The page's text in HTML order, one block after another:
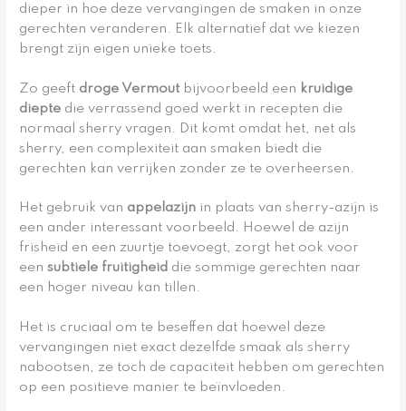
dieper in hoe deze vervangingen de smaken in onze
gerechten veranderen. Elk alternatief dat we kiezen
brengt zijn eigen unieke toets.
Zo geeft droge Vermoutbijvoorbeeld een kruidige
diepte die verrassend goed werkt in recepten die
normaal sherry vragen. Dit komt omdat het, net als
sherry, een complexiteit aan smaken biedt die
gerechten kan verrijken zonder ze te overheersen.
Het gebruik van appelazijn in plaats van sherry-azijn is
een ander interessant voorbeeld. Hoewel de azijn
frisheid en een zuurtje toevoegt, zorgt het ook voor
eensubtiele fruitigheid die sommige gerechten naar
een hoger niveau kan tillen.
Het is cruciaal om te beseffen dat hoewel deze
vervangingen niet exact dezelfde smaak als sherry
nabootsen, ze toch de capaciteit hebben om gerechten
op een positieve manier te beïnvloeden.